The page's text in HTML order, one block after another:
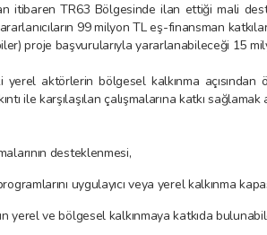
itibaren TR63 Bölgesinde ilan ettiği mali
99 milyon TL eş-finansman
proje başvurularıyla yararlanabileceği 15
yerel aktörlerin bölgesel kalkınma
ile karşılaşılan çalışmalarına katkı
desteklenmesi,
uygulayıcı veya yerel kalkınma
yerel ve bölgesel kalkınmaya katkıda